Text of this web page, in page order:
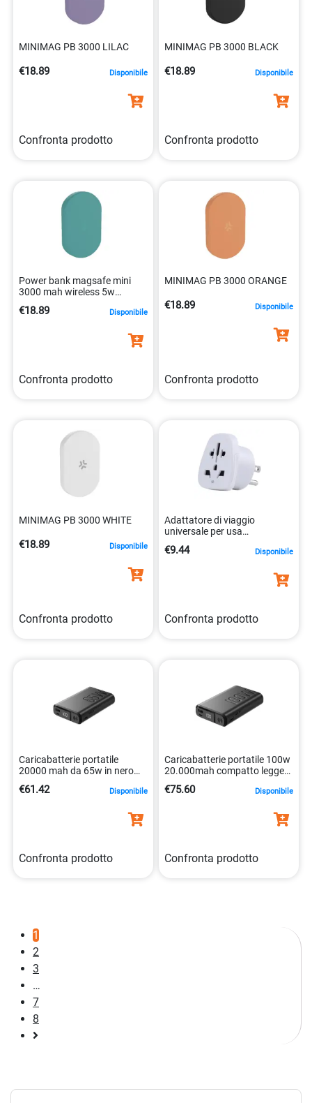
MINIMAG PB 3000 LILAC
€18.89 Disponibile
Confronta prodotto
MINIMAG PB 3000 BLACK
€18.89 Disponibile
Confronta prodotto
Power bank magsafe mini
3000 mah wireless 5w
€18.89 Disponibile
Confronta prodotto
MINIMAG PB 3000 ORANGE
€18.89 Disponibile
Confronta prodotto
MINIMAG PB 3000 WHITE
€18.89 Disponibile
Confronta prodotto
Adattatore di viaggio
universale per usa
€9.44 Disponibile
Confronta prodotto
Caricabatterie portatile
20000 mah da 65w in nero
€61.42 Disponibile
Confronta prodotto
Caricabatterie portatile 100w
20.000mah compatto leggero
€75.60 Disponibile
Confronta prodotto
1
2
3
…
7
8